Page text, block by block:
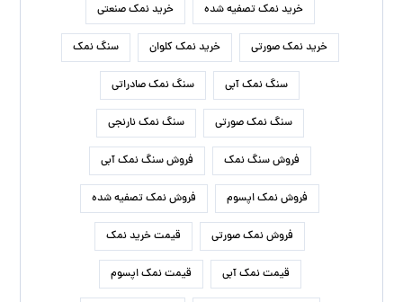
خرید نمک تصفیه شده خرید نمک صنعتی
خرید نمک صورتی خرید نمک کلوان سنگ نمک
سنگ نمک آبی سنگ نمک صادراتی
سنگ نمک صورتی سنگ نمک نارنجی
فروش سنگ نمک فروش سنگ نمک آبی
فروش نمک اپسوم فروش نمک تصفیه شده
فروش نمک صورتی قیمت خرید نمک
قیمت نمک آبی قیمت نمک اپسوم